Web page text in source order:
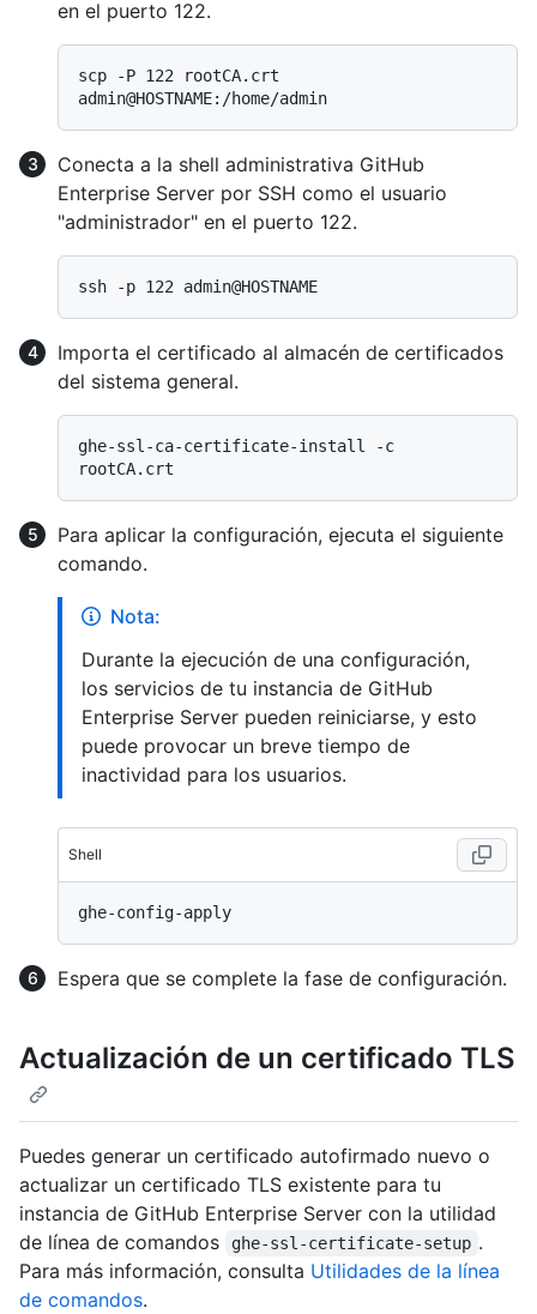
en el puerto 122.
scp -P 122 rootCA.crt
Conecta a la shell administrativa GitHub
Enterprise Server por SSH como el usuario
"administrador" en el puerto 122.
Importa el certificado al almacén de certificados
del sistema general.
ghe-ssl-ca-certificate-install -c
Para aplicar la configuración, ejecuta el siguiente
comando.
Nota:
Durante la ejecución de una configuración,
los servicios de tu instancia de GitHub
Enterprise Server pueden reiniciarse, y esto
puede provocar un breve tiempo de
inactividad para los usuarios.
Shell
Espera que se complete la fase de configuración.
Actualización de un certificado TLS
Puedes generar un certificado autofirmado nuevo o
actualizar un certificado TLS existente para tu
instancia de GitHub Enterprise Server con la utilidad
de línea de comandos
ghe-ssl-certificate-setup .
Para más información, consulta Utilidades de la línea
de comandos.